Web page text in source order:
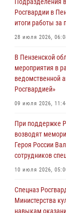
действиях
05 августа 2026,
легендарного
05 августа 2026,
Сотрудники
познакомили
05 августа 2026,
В Пензе
помощь
05 августа 2026,
В Пензе при
пресечена
Росгвардии в
итоги работы за
28 июля 2026,
В Пензенской
мероприятия в
ведомственной
Росгвардией»
09 июля 2026,
При поддержке
возводят
Героя России
сотрудников
10 июля 2026,
Спецназ
Министерства
навыкам